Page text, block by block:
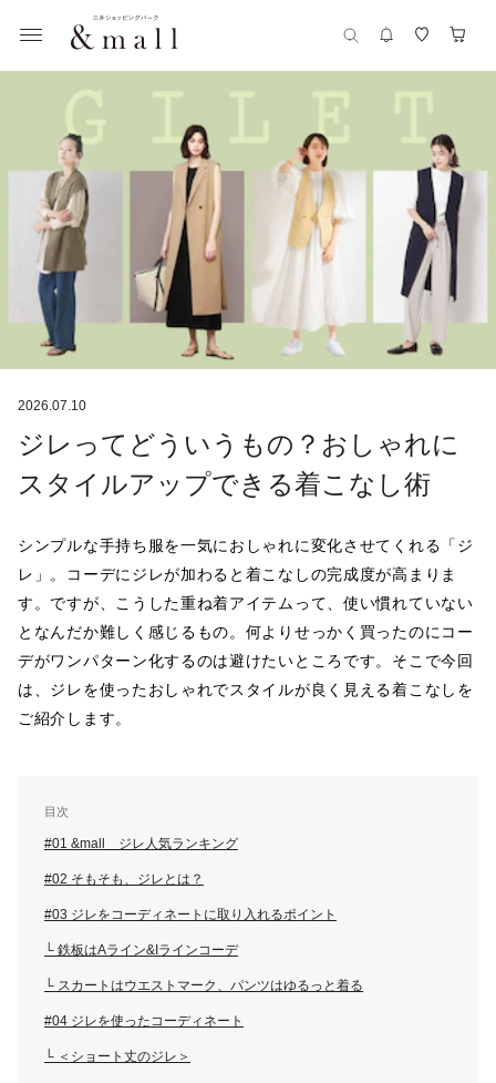
2026.07.10
ジレってどういうもの？おしゃれに
スタイルアップできる着こなし術
シンプルな手持ち服を一気におしゃれに変化させてくれる「ジ
レ」。コーデにジレが加わると着こなしの完成度が高まりま
す。ですが、こうした重ね着アイテムって、使い慣れていない
となんだか難しく感じるもの。何よりせっかく買ったのにコー
デがワンパターン化するのは避けたいところです。そこで今回
は、ジレを使ったおしゃれでスタイルが良く見える着こなしを
ご紹介します。
目次
#01 &mall ジレ人気ランキング
#02 そもそも、ジレとは？
#03 ジレをコーディネートに取り入れるポイント
└ 鉄板はAライン&Iラインコーデ
└ スカートはウエストマーク、パンツはゆるっと着る
#04 ジレを使ったコーディネート
└ ＜ショート丈のジレ＞